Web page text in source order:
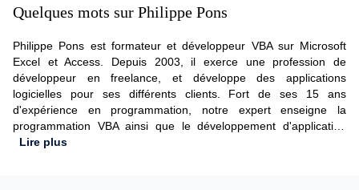
Quelques mots sur Philippe Pons
Philippe Pons est formateur et développeur VBA sur Microsoft
Excel et Access. Depuis 2003, il exerce une profession de
développeur en freelance, et développe des applications
logicielles pour ses différents clients. Fort de ses 15 ans
d'expérience en programmation, notre expert enseigne la
programmation VBA ainsi que le développement d'application
base de données depuis une dizaine d'année. Passioné des
Lire plus